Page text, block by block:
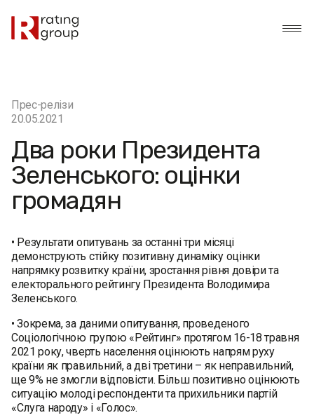
Прес-релізи
20.05.2021
Два роки Президента
Зеленського: оцінки
громадян
• Результати опитувань за останні три місяці
демонструють стійку позитивну динаміку оцінки
напрямку розвитку країни, зростання рівня довіри та
електорального рейтингу Президента Володимира
Зеленського.
• Зокрема, за даними опитування, проведеного
Соціологічною групою «Рейтинг» протягом 16-18 травня
2021 року, чверть населення оцінюють напрям руху
країни як правильний, а дві третини – як неправильний,
ще 9% не змогли відповісти. Більш позитивно оцінюють
ситуацію молоді респонденти та прихильники партій
«Слуга народу» і «Голос».